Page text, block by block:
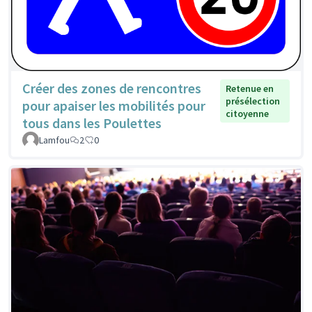
Créer des zones de rencontres
pour apaiser les mobilités pour
tous dans les Poulettes
Retenue en
présélection
citoyenne
Lamfou 2 0